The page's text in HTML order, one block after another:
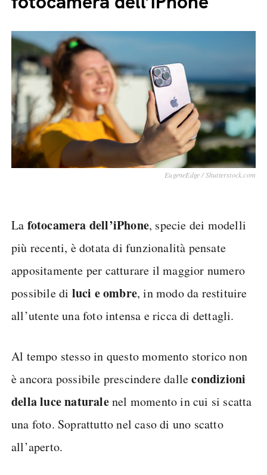
EugeneEdge / Shutterstock.com
La fotocamera dell’iPhone, specie dei modelli
più recenti, è dotata di funzionalità pensate
appositamente per catturare il maggior numero
possibile di luci e ombre, in modo da restituire
all’utente una foto intensa e ricca di dettagli.
Al tempo stesso in questo momento storico non
è ancora possibile prescindere dallecondizioni
della luce naturalenel momento in cui si scatta
una foto. Soprattutto nel caso di uno scatto
all’aperto.